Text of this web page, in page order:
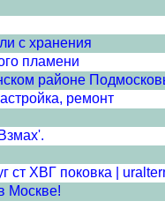
с хранения
пламени
районе
ремонт
ст ХВГ поковка |
Москве!